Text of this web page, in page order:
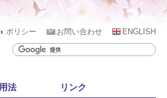
ポリシー お問い合わせ ENGLISH
法 リンク